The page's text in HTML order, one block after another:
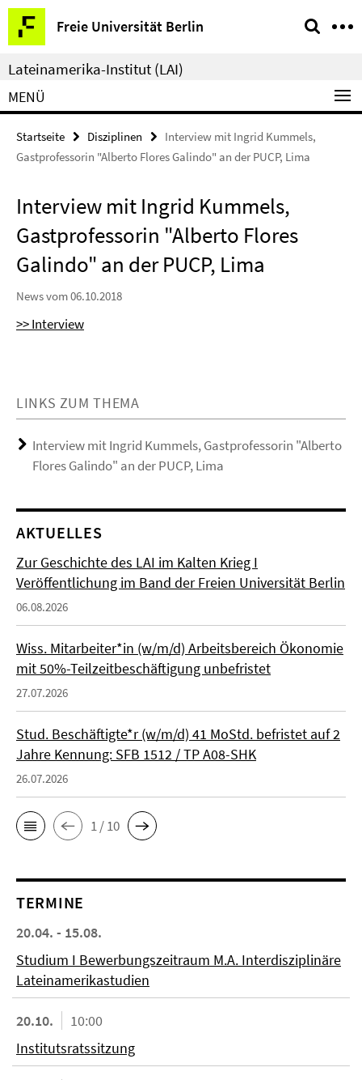
Springe
direkt
zu
Inhalt
Freie Universität Berlin
Service-
Navigation
Lateinamerika-Institut (LAI)
MENÜ
Startseite Disziplinen
Interview mit Ingrid Kummels,
Gastprofessorin "Alberto Flores Galindo" an der PUCP, Lima
Interview mit Ingrid Kummels,
Gastprofessorin "Alberto Flores
Galindo" an der PUCP, Lima
News vom 06.10.2018
>> Interview
LINKS ZUM THEMA
Interview mit Ingrid Kummels, Gastprofessorin "Alberto
Flores Galindo" an der PUCP, Lima
AKTUELLES
Zur Geschichte des LAI im Kalten Krieg I
Veröffentlichung im Band der Freien Universität Berlin
06.08.2026
Wiss. Mitarbeiter*in (w/m/d) Arbeitsbereich Ökonomie
mit 50%-Teilzeitbeschäftigung unbefristet
27.07.2026
Stud. Beschäftigte*r (w/m/d) 41 MoStd. befristet auf 2
Jahre Kennung: SFB 1512 / TP A08-SHK
26.07.2026
1 / 10
TERMINE
20.04. - 15.08.
Studium I Bewerbungszeitraum M.A. Interdisziplinäre
Lateinamerikastudien
20.10.
10:00
Institutsratssitzung